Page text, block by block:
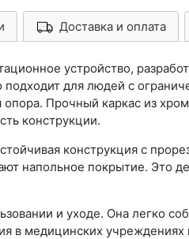
Арконт-Мед Доставка и оплата
устройство,
подходит для людей с
опора. Прочный каркас из
конструкции.
конструкция с
напольное покрытие. Это
и уходе. Она легко
в медицинских